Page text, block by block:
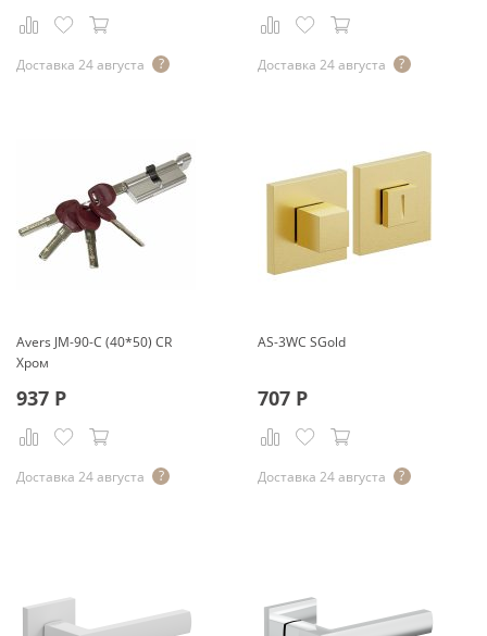
Доставка 24 августа Доставка 24 августа
Avers JМ-90-С (40*50) CR
Хром
937 Р
Доставка 24 августа
AS-3WC SGold
707Р
Доставка 24 августа